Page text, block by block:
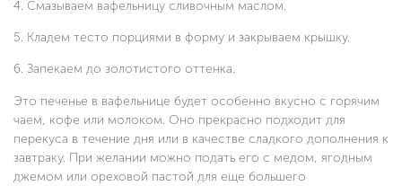
Смазываем вафельницу сливочным маслом.
Кладем тесто порциями в форму и закрываем крышку.
Запекаем до золотистого оттенка.
Это печенье в вафельнице будет особенно вкусно с горячим
чаем, кофе или молоком. Оно прекрасно подходит для
перекуса в течение дня или в качестве сладкого дополнения к
завтраку. При желании можно подать его с медом, ягодным
джемом или ореховой пастой для еще большего